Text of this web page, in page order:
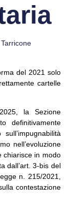
del 2021 solo
cartelle
, la Sezione
definitivamente
nell’evoluzione
chiarisce in modo
dall’art. 3-bis del
n. 215/2021,
contestazione